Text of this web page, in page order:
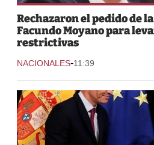
Rechazaron el pedido de
Facundo Moyano para
restrictivas
NACIONALES-11:39